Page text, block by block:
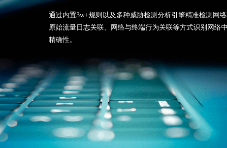
通过内置3w+规则以及多种威胁检测分析引擎精准检测网
原始流量日志关联、网络与终端行为关联等方式识别网络
精确性。